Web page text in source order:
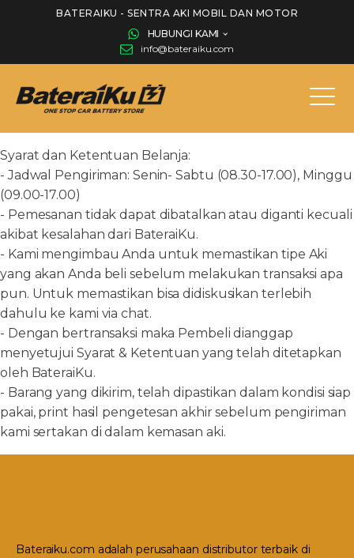
BATERAIKU - SENTRA AKI MOBIL DAN MOTOR
HUBUNGI KAMI
info@bateraiku.com
Syarat dan Ketentuan Belanja:
- Jadwal Pengiriman: Senin- Sabtu (08.30-17.00), Minggu
(09.00-17.00)
- Pemesanan tidak dapat dibatalkan atau diganti kecuali
akibat kesalahan dari BateraiKu.
- Kami mengimbau Anda untuk memastikan tipe Aki
yang akan Anda beli sebelum melakukan transaksi apa
pun. Untuk memastikan bisa didiskusikan terlebih
dahulu ke kami via chat.
- Dengan bertransaksi maka Pembeli dianggap
menyetujui Syarat & Ketentuan yang telah ditetapkan
oleh BateraiKu.
- Barang yang dikirim, telah dipastikan dalam kondisi siap
pakai, print hasil pengetesan akhir sebelum pengiriman
kami sertakan di dalam kemasan aki.
Bateraiku.com adalah perusahaan distributor terbaik di